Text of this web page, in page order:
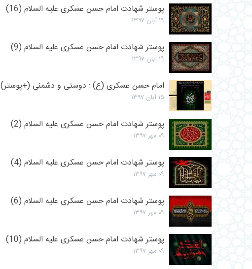
پوستر شهادت امام حسن عسکری علیه السلام (16)
۱۹ آبان ۱۳۹۷
پوستر شهادت امام حسن عسکری علیه السلام (9)
۱۹ آبان ۱۳۹۷
امام حسن عسکری (ع) : دوستی و دشمنی (+پوستر)
۱۵ آبان ۱۳۹۷
پوستر شهادت امام حسن عسکری علیه السلام (2)
۰۹ مهر ۱۳۹۷
پوستر شهادت امام حسن عسکری علیه السلام (4)
۰۹ مهر ۱۳۹۷
پوستر شهادت امام حسن عسکری علیه السلام (6)
۰۹ مهر ۱۳۹۷
پوستر شهادت امام حسن عسکری علیه السلام (10)
۰۹ مهر ۱۳۹۷